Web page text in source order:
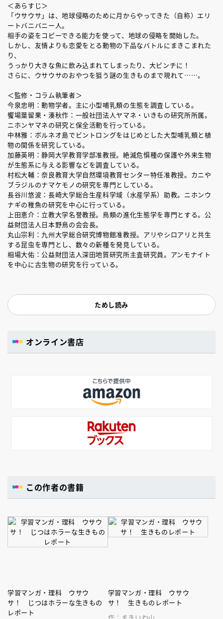
＜あらすじ＞
「ウサウサ」は、地球侵略のために月からやってきた（自称）エリ
ートバニバニー人。
相手の姿をコピーできる能力を使って、地球の侵略を開始した。
しかし、友情よりも恋愛をとる動物の下品なバトルにまきこまれた
り、
うっかり大きな魚に飲み込まれてしまったり、大ピンチに！
さらに、ウサウサのおやつを狙う謎の生きものまで現れて……。
＜監修・コラム執筆者＞
今泉忠明：動物学者。主に小型哺乳類の生態を調査している。
饗場葉留果・湊秋作：一般社団法人ヤマネ・いきもの研究所所属。
ニホンヤマネの研究と保全活動を行っている。
中林雅：ボルネオ島でビントロングをはじめとした大型哺乳類と植
物の関係を研究している。
加藤英明：静岡大学教育学部准教授。絶滅危惧種の保護や外来生物
が生態系に与える影響などを調査している。
村松大輔：奈良教育大学自然環境教育センター特任准教授。カニや
ブラジルのナマケモノの研究を専門としている。
長谷川悠波：長崎大学総合生産科学域（水産学系）助教。ニホンウ
ナギの稚魚の研究を中心に行っている。
上田恵介：立教大学名誉教授。鳥類の進化生態学を専門とする。公
益財団法人日本野鳥の会会長。
丸山宗利：九州大学総合研究博物館准教授。アリやシロアリと共生
する昆虫を専門とし、数々の新種を発見している。
相場大佑：公益財団法人深田地質研究所主査研究員。アンモナイト
を中心に古生物の研究を行っている。
ためし読み
オンライン書店
この作者の書籍
学習マンガ・理科 ウサウ
サ！ じつはホラーな生きもの
レポート
学習マンガ・理科 ウサウ
サ！ 生きものレポート